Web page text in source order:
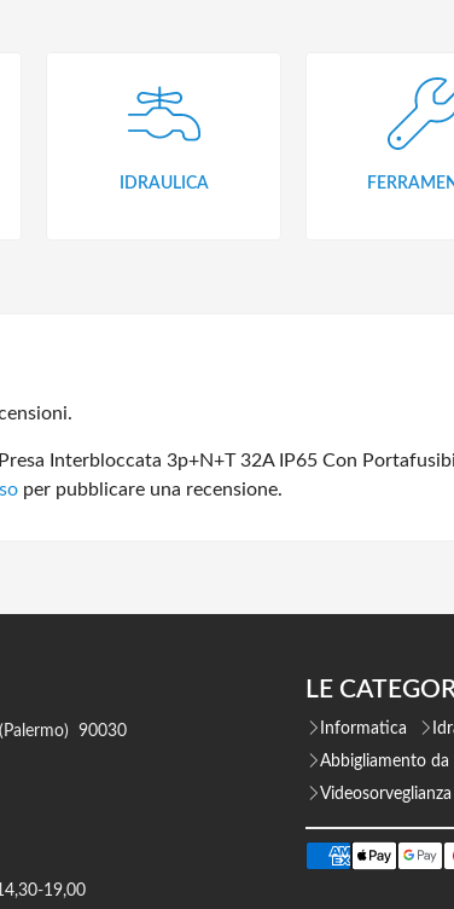
IDRAULICA
Interbloccata 3p+N+T 32A IP65 Con
per pubblicare una recensione.
90030
19,00
LE
Informatica
Abbigliamento da
Videosorveglianza